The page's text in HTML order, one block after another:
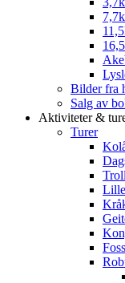
Bilder fra
Salg av
Aktiviteter &
Turer